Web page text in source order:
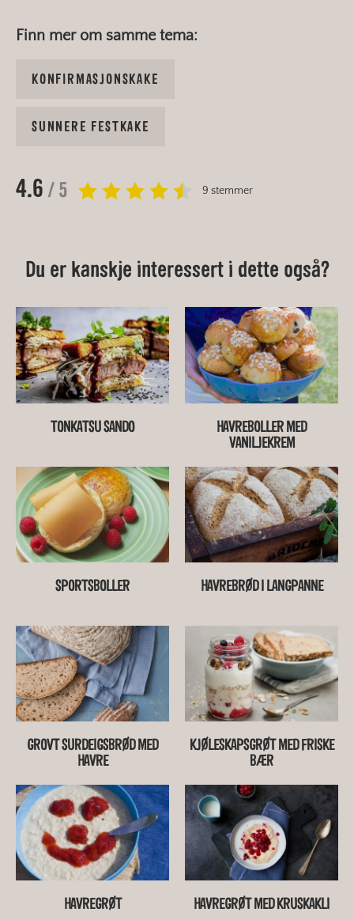
Finn mer om samme tema:
KONFIRMASJONSKAKE
SUNNERE FESTKAKE
4.6 / 5 9 stemmer
Du er kanskje interessert i dette også?
TONKATSU SANDO
HAVREBOLLER MED
VANILJEKREM
SPORTSBOLLER HAVREBRØD I LANGPANNE
GROVT SURDEIGSBRØD MED
HAVRE
KJØLESKAPSGRØT MED FRISKE
BÆR
HAVREGRØT HAVREGRØT MED KRUSKAKLI